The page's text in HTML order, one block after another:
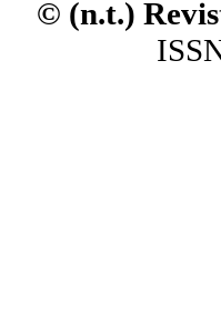
© (n.t.)